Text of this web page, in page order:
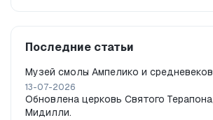
Последние статьи
Музей смолы Ампелико и
13-07-2026
Обновлена церковь Святого
Мидилли.